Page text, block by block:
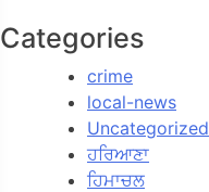
Categories
crime
local-news
Uncategorized
ਹਰਿਆਣਾ
ਹਿਮਾਚਲ